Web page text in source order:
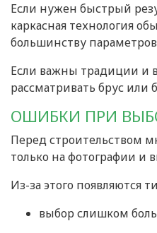
Если нужен быстрый
каркасная технология
большинству
Если важны традиции и
рассматривать брус или
ОШИБКИ ПРИ
Перед строительством
только на фотографии и
Из-за этого появляются
выбор слишком